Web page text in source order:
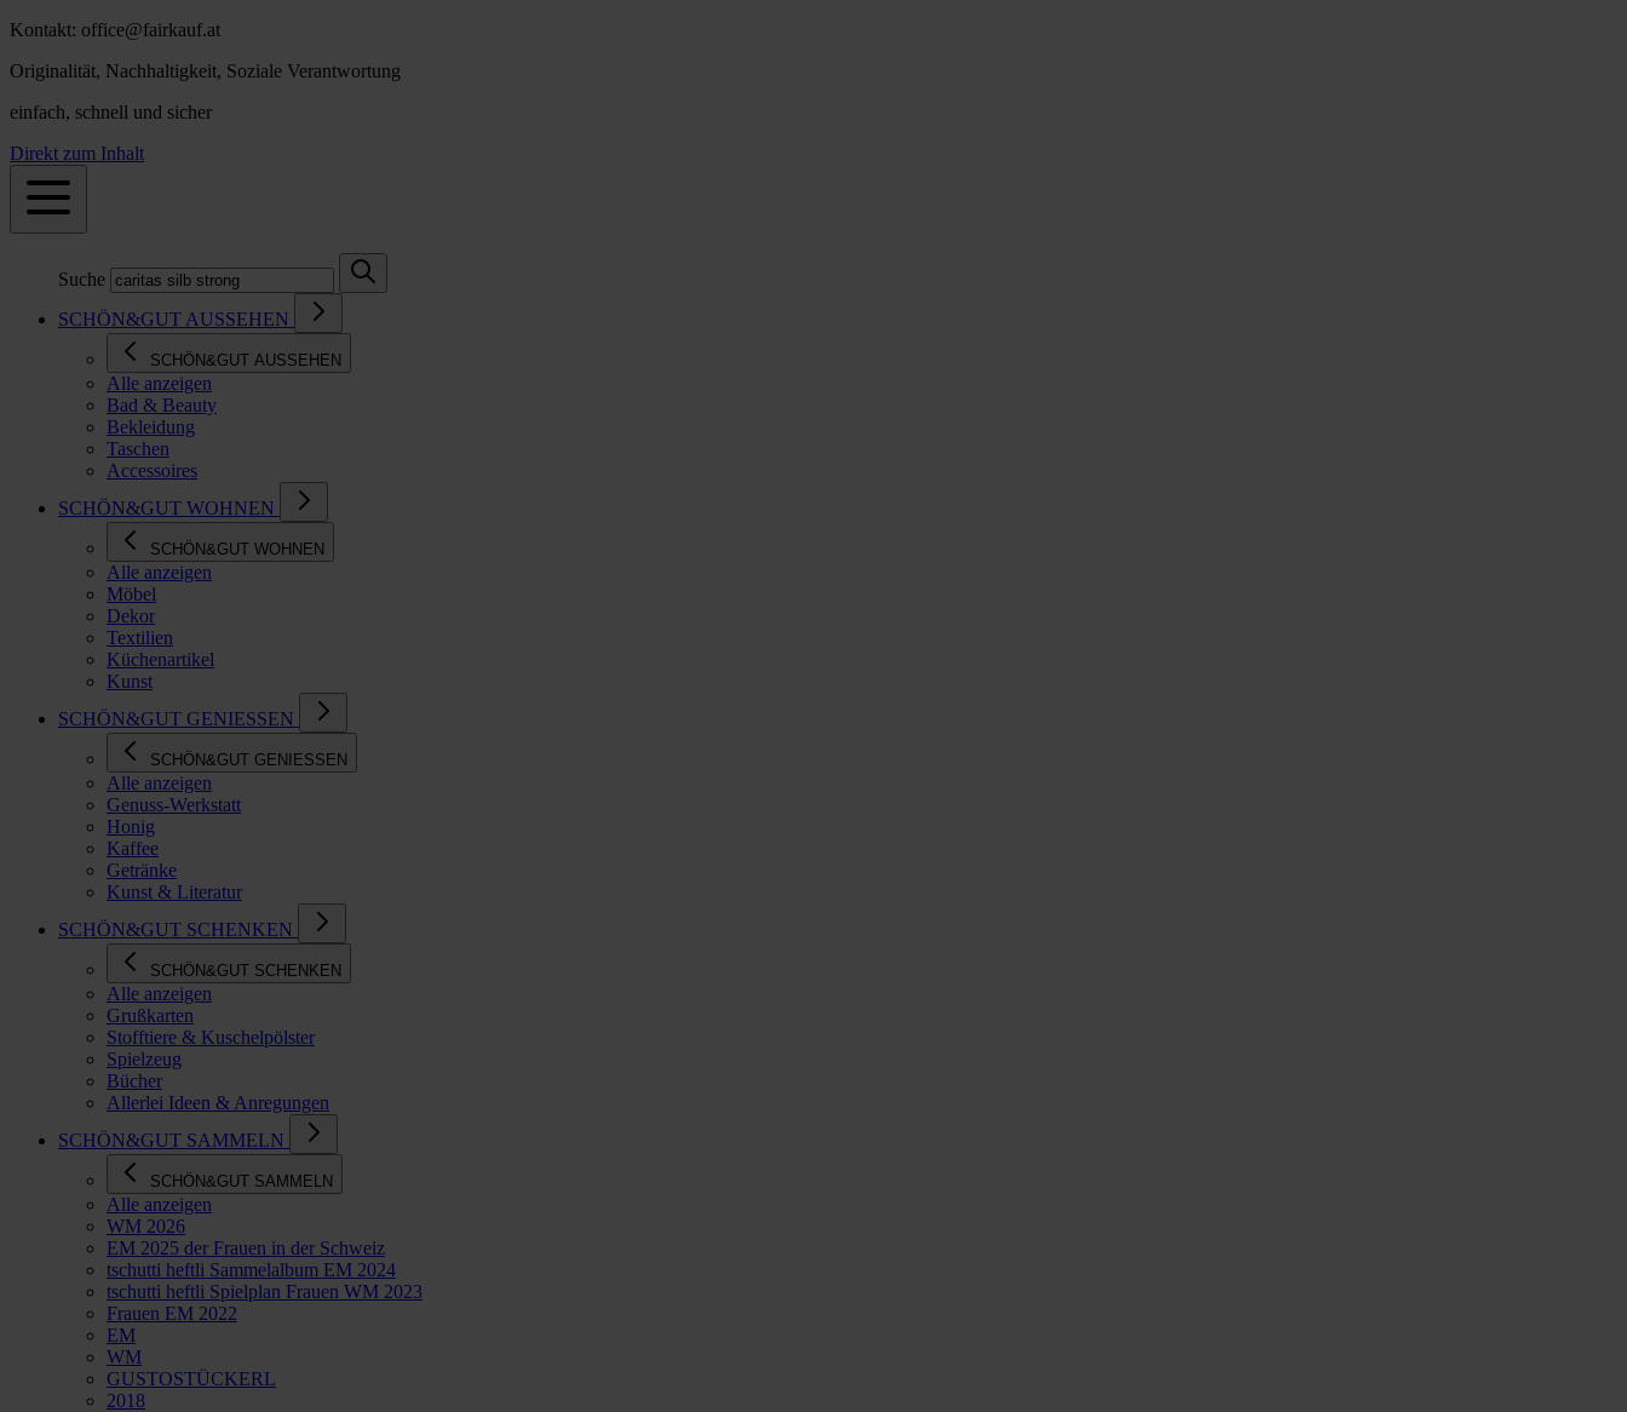
Kontakt: office@fairkauf.at
Originalität, Nachhaltigkeit, Soziale Verantwortung
einfach, schnell und sicher
Direkt zum Inhalt
Suche
SCHÖN&GUT AUSSEHEN
SCHÖN&GUT AUSSEHEN
Alle anzeigen
Bad & Beauty
Bekleidung
Taschen
Accessoires
SCHÖN&GUT WOHNEN
SCHÖN&GUT WOHNEN
Alle anzeigen
Möbel
Dekor
Textilien
Küchenartikel
Kunst
SCHÖN&GUT GENIESSEN
SCHÖN&GUT GENIESSEN
Alle anzeigen
Genuss-Werkstatt
Honig
Kaffee
Getränke
Kunst & Literatur
SCHÖN&GUT SCHENKEN
SCHÖN&GUT SCHENKEN
Alle anzeigen
Grußkarten
Stofftiere & Kuschelpölster
Spielzeug
Bücher
Allerlei Ideen & Anregungen
SCHÖN&GUT SAMMELN
SCHÖN&GUT SAMMELN
Alle anzeigen
WM 2026
EM 2025 der Frauen in der Schweiz
tschutti heftli Sammelalbum EM 2024
tschutti heftli Spielplan Frauen WM 2023
Frauen EM 2022
EM
WM
GUSTOSTÜCKERL
2018